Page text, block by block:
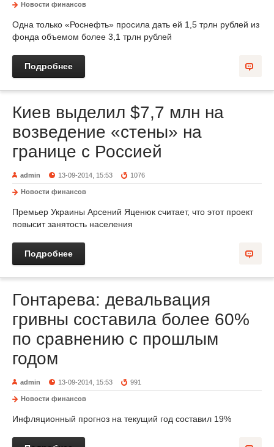
Новости финансов
Одна только «Роснефть» просила дать ей 1,5 трлн рублей из
фонда объемом более 3,1 трлн рублей
Подробнее
Киев выделил $7,7 млн на
возведение «стены» на
границе с Россией
admin 13-09-2014, 15:53 1076
Новости финансов
Премьер Украины Арсений Яценюк считает, что этот проект
повысит занятость населения
Подробнее
Гонтарева: девальвация
гривны составила более 60%
по сравнению с прошлым
годом
admin 13-09-2014, 15:53 991
Новости финансов
Инфляционный прогноз на текущий год составил 19%